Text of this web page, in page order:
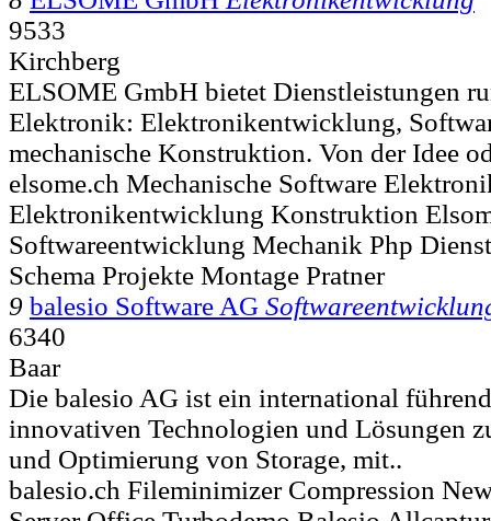
9533
Kirchberg
ELSOME GmbH bietet Dienstleistungen
Elektronik: Elektronikentwicklung,
mechanische Konstruktion. Von der Idee
elsome.ch Mechanische Software
Elektronikentwicklung Konstruktion
Softwareentwicklung Mechanik Php
Schema Projekte Montage Pratner
9 balesio Software AG
6340
Baar
Die balesio AG ist ein international
innovativen Technologien und Lösungen
und Optimierung von Storage, mit..
balesio.ch Fileminimizer Compression